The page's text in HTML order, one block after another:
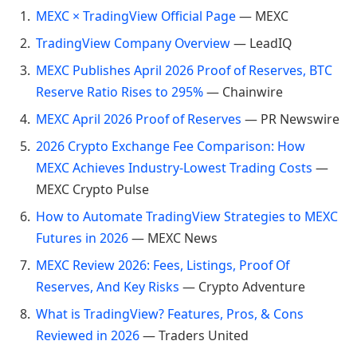
MEXC × TradingView Official Page— MEXC
TradingView Company Overview— LeadIQ
MEXC Publishes April 2026 Proof of Reserves, BTC
Reserve Ratio Rises to 295%— Chainwire
MEXC April 2026 Proof of Reserves — PR Newswire
2026 Crypto Exchange Fee Comparison: How
MEXC Achieves Industry-Lowest Trading Costs —
MEXC Crypto Pulse
How to Automate TradingView Strategies to MEXC
Futures in 2026— MEXC News
MEXC Review 2026: Fees, Listings, Proof Of
Reserves, And Key Risks — Crypto Adventure
What is TradingView? Features, Pros, & Cons
Reviewed in 2026— Traders United